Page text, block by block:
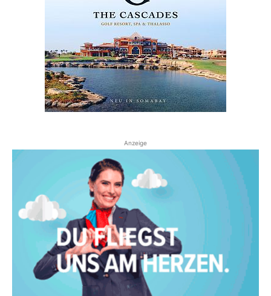
Anzeige